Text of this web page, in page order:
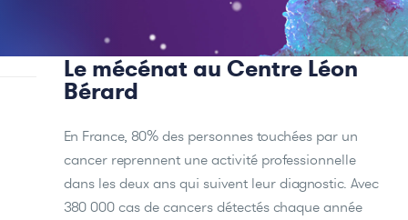
Le mécénat au Centre Léon
Bérard
En France, 80% des personnes touchées par un
cancer reprennent une activité professionnelle
dans les deux ans qui suivent leur diagnostic. Avec
380 000 cas de cancers détectés chaque année